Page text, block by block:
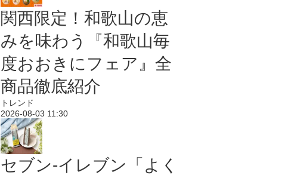
関西限定！和歌山の恵
みを味わう『和歌山毎
度おおきにフェア』全
商品徹底紹介
トレンド
2026-08-03 11:30
セブン‐イレブン「よく